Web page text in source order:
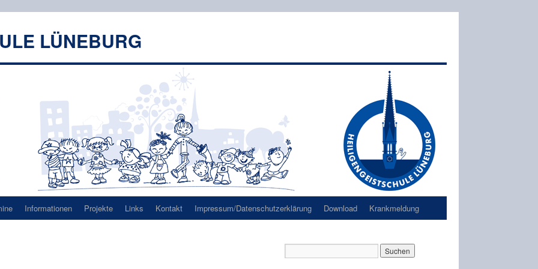
LÜNEBURG
Informationen Projekte Links Kontakt Impressum/Datenschutzerklärung Download Krankmeldung